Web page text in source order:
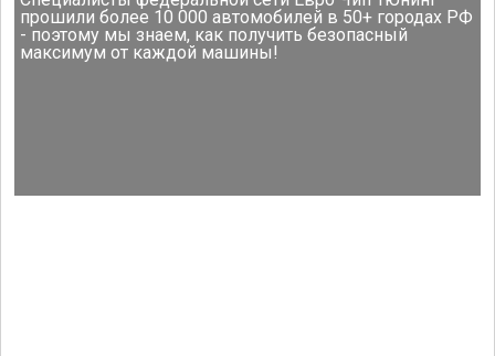
прошили более 10 000 автомобилей в 50+ городах РФ
- поэтому мы знаем, как получить безопасный
максимум от каждой машины!